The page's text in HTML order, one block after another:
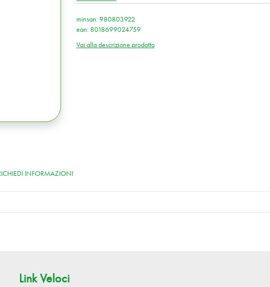
minsan: 980803922
ean: 8018699024759
Vai alla descrizione prodotto
INFORMAZIONI
Link Veloci